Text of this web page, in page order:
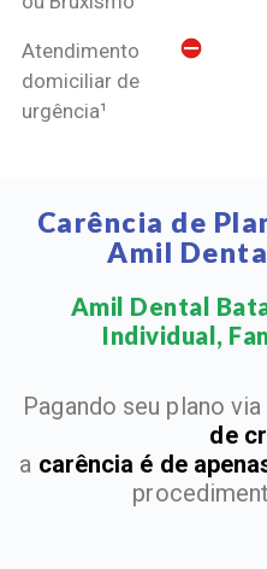
Atendimento
domiciliar de
urgência¹
Carência de
Amil
Amil Dental
Individual,
Pagando seu plano via
de
a carência é de